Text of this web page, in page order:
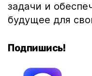
задачи и
будущее для
Подпишись!